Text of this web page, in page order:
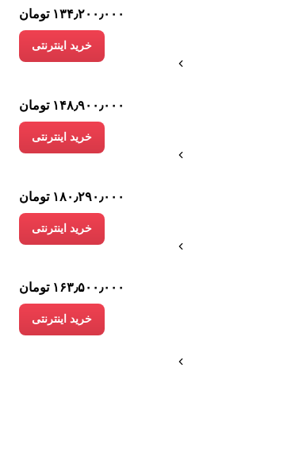
۱۳۴٫۲۰۰٫۰۰۰ تومان
خرید اینترنتی
۱۴۸٫۹۰۰٫۰۰۰ تومان
خرید اینترنتی
۱۸۰٫۲۹۰٫۰۰۰ تومان
خرید اینترنتی
۱۶۳٫۵۰۰٫۰۰۰ تومان
خرید اینترنتی